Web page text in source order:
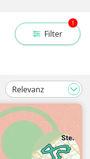
Filter
1